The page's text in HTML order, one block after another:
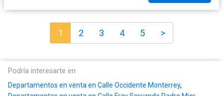
1 2 3 4 5 >
Podría interesarte en
Departamentos en venta en Calle Occidente Monterrey,